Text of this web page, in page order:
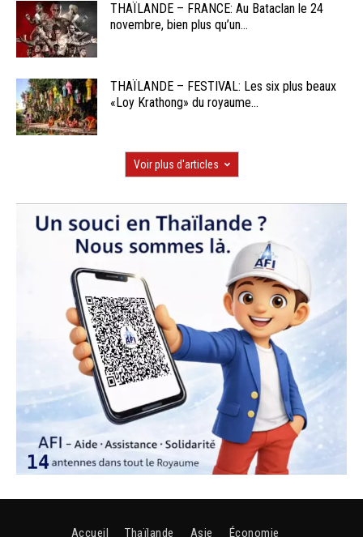
THAÏLANDE – FRANCE: Au Bataclan le 24
novembre, bien plus qu’un...
THAÏLANDE – FESTIVAL: Les six plus beaux
«Loy Krathong» du royaume...
Voir plus d'articles
Accueil Thaïlande Asie Économie